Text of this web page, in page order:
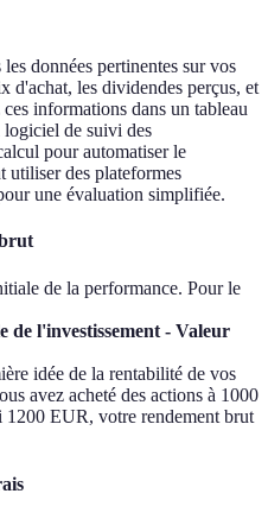
données pertinentes sur vos
d'achat, les dividendes perçus, et
informations dans un tableau
de suivi des
pour automatiser le
utiliser des plateformes
une évaluation simplifiée.
de la performance. Pour le
de l'investissement - Valeur
idée de la rentabilité de vos
avez acheté des actions à 1000
EUR, votre rendement brut